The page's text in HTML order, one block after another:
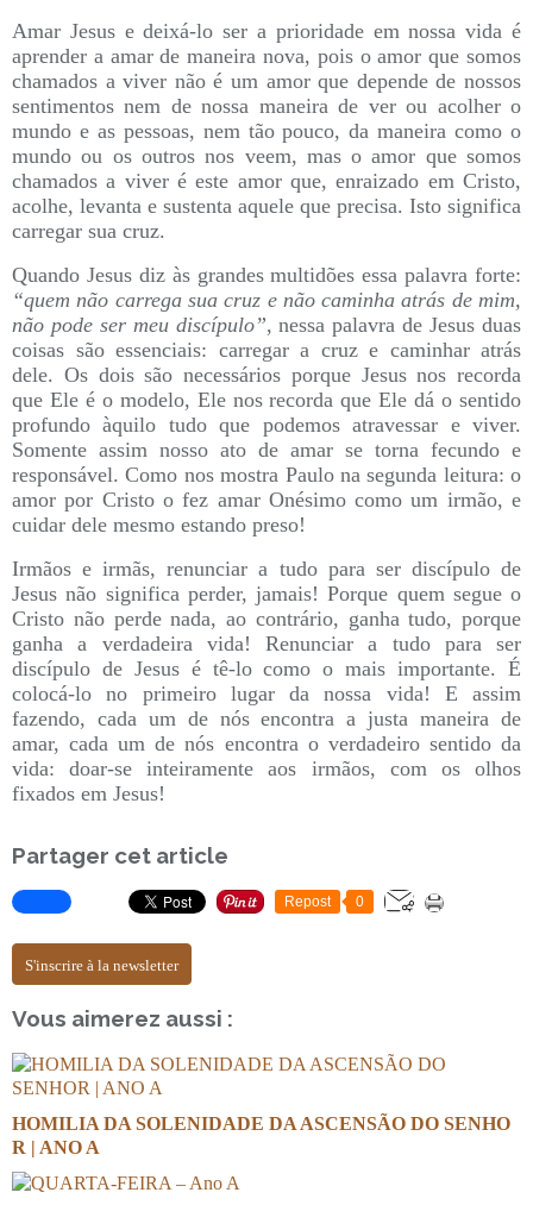
Amar Jesus e deixá-lo ser a prioridade em nossa vida é
aprender a amar de maneira nova, pois o amor que somos
chamados a viver não é um amor que depende de nossos
sentimentos nem de nossa maneira de ver ou acolher o
mundo e as pessoas, nem tão pouco, da maneira como o
mundo ou os outros nos veem, mas o amor que somos
chamados a viver é este amor que, enraizado em Cristo,
acolhe, levanta e sustenta aquele que precisa. Isto significa
carregar sua cruz.
Quando Jesus diz às grandes multidões essa palavra forte:
“quem não carrega sua cruz e não caminha atrás de mim,
não pode ser meu discípulo”, nessa palavra de Jesus duas
coisas são essenciais: carregar a cruz e caminhar atrás
dele. Os dois são necessários porque Jesus nos recorda
que Ele é o modelo, Ele nos recorda que Ele dá o sentido
profundo àquilo tudo que podemos atravessar e viver.
Somente assim nosso ato de amar se torna fecundo e
responsável. Como nos mostra Paulo na segunda leitura: o
amor por Cristo o fez amar Onésimo como um irmão, e
cuidar dele mesmo estando preso!
Irmãos e irmãs, renunciar a tudo para ser discípulo de
Jesus não significa perder, jamais! Porque quem segue o
Cristo não perde nada, ao contrário, ganha tudo, porque
ganha a verdadeira vida! Renunciar a tudo para ser
discípulo de Jesus é tê-lo como o mais importante. É
colocá-lo no primeiro lugar da nossa vida! E assim
fazendo, cada um de nós encontra a justa maneira de
amar, cada um de nós encontra o verdadeiro sentido da
vida: doar-se inteiramente aos irmãos, com os olhos
fixados em Jesus!
Partager cet article
Repost 0
S'inscrire à la newsletter
Vous aimerez aussi :
HOMILIA DA SOLENIDADE DA ASCENSÃO DO SENHO
R | ANO A